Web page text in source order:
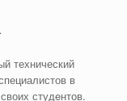
технический
в
студeнтов.